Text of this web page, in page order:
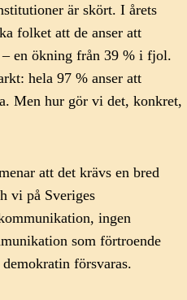
är skört. I årets
folket att de anser att
en ökning från 39 % i fjol.
hela 97 % anser att
Men hur gör vi det, konkret,
att det krävs en bred
vi på Sveriges
ingen
som förtroende
försvaras.